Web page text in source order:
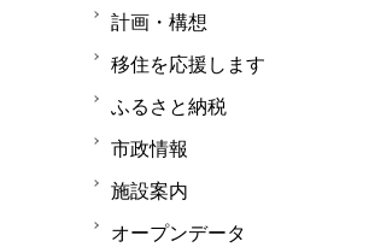
計画・構想
移住を応援します
ふるさと納税
市政情報
施設案内
オープンデータ